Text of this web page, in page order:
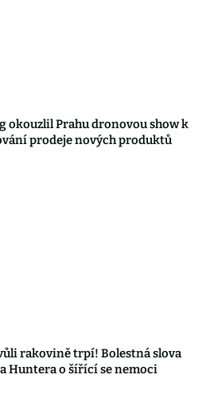
okouzlil Prahu dronovou show k
prodeje nových produktů
rakovině trpí! Bolestná slova
Huntera o šířící se nemoci